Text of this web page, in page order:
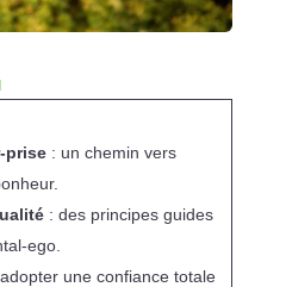
prise: un chemin vers
: des principes guides
ego.
une confiance totale